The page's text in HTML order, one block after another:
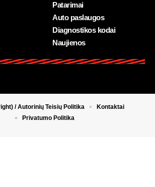
Patarimai
Auto paslaugos
Diagnostikos kodai
Naujienos
/ Autorinių Teisių Politika
Kontaktai
Privatumo Politika